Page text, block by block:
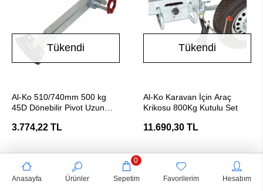
Tükendi
Al-Ko 510/740mm 500 kg
45D Dönebilir Pivot Uzun
3.774,22 TL
Tükendi
Al-Ko Karavan İçin Araç
Krikosu 800Kg Kutulu Set
11.690,30 TL
Anasayfa Ürünler Sepetim
0
Favorilerim Hesabım